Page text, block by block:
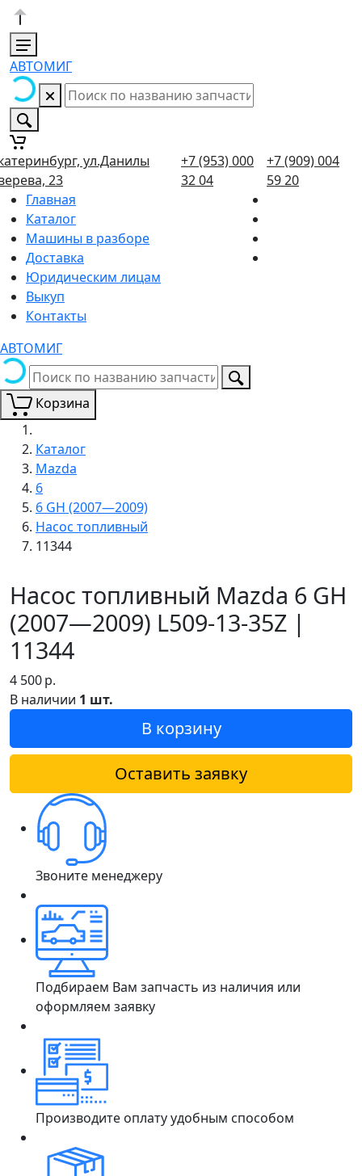
АВТОМИГ
ул.Данилы
23
+7 (953) 000
32 04
+7 (909) 004
59 20
Главная
Каталог
Машины в разборе
Доставка
Юридическим лицам
Выкуп
Контакты
АВТОМИГ
Корзина
Каталог
Mazda
6
6 GH (2007—2009)
Насос топливный
11344
Насос топливный Mazda 6 GH
(2007—2009) L509-13-35Z |
11344
4 500р.
В наличии 1 шт.
В корзину
Оставить заявку
Звоните менеджеру
Подбираем Вам запчасть из наличия или
оформляем заявку
Производите оплату удобным способом